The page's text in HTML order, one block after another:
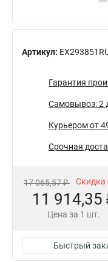
Артикул:
Гарантия
Самовывоз: 2
Курьером от
Срочная
17 065,57 ₽ Скидка
11 914,35
Цена за 1 шт.
Быстрый